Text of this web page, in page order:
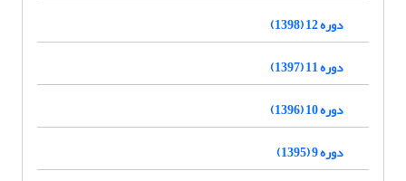
دوره 12 (1398)
دوره 11 (1397)
دوره 10 (1396)
دوره 9 (1395)